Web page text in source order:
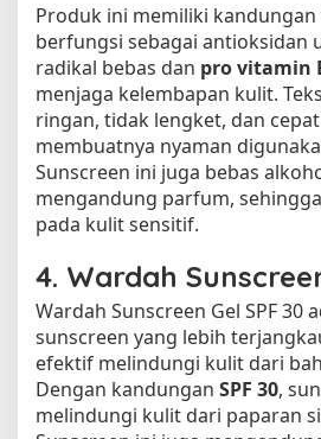
Produk ini memiliki kandungan
berfungsi sebagai antioksidan
radikal bebas dan pro vitamin
menjaga kelembapan kulit.
ringan, tidak lengket, dan
membuatnya nyaman
Sunscreen ini juga bebas
mengandung parfum,
pada kulit sensitif.
4. Wardah
Wardah Sunscreen Gel SPF 30
sunscreen yang lebih
efektif melindungi kulit dari
Dengan kandungan SPF 30,
melindungi kulit dari paparan